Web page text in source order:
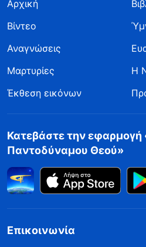
Αρχική
Βίντεο
Αναγνώσεις
Μαρτυρίες
Η
Έκθεση εικόνων
Κατεβάστε την εφαρμογή
Παντοδύναμου Θεού»
Επικοινωνία